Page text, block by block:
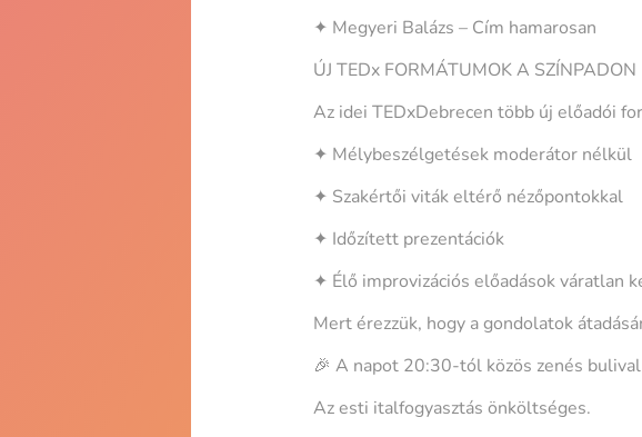
✦ Megyeri Balázs – Cím hamarosan
ÚJ TEDx FORMÁTUMOK A SZÍNPADON
Az idei TEDxDebrecen több új előadói
✦ Mélybeszélgetések moderátor nélkül
✦ Szakértői viták eltérő nézőpontokkal
✦ Időzített prezentációk
✦ Élő improvizációs előadások váratlan
Mert érezzük, hogy a gondolatok
🎉 A napot 20:30-tól közös zenés
Az esti italfogyasztás önköltséges.